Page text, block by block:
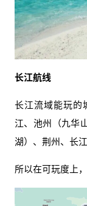
长江航线
长江流域能玩的
江、池州（九华
湖）、荆州、长
所以在可玩度上